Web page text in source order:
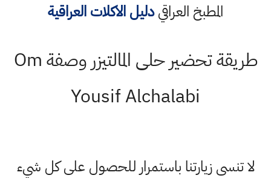
المطبخ العراقيدليل الاكلات العراقية
طريقة تحضير حلى المالتيزر وصفة Om
Yousif Alchalabi
لا تنسى زيارتنا باستمرار للحصول على كل شيء